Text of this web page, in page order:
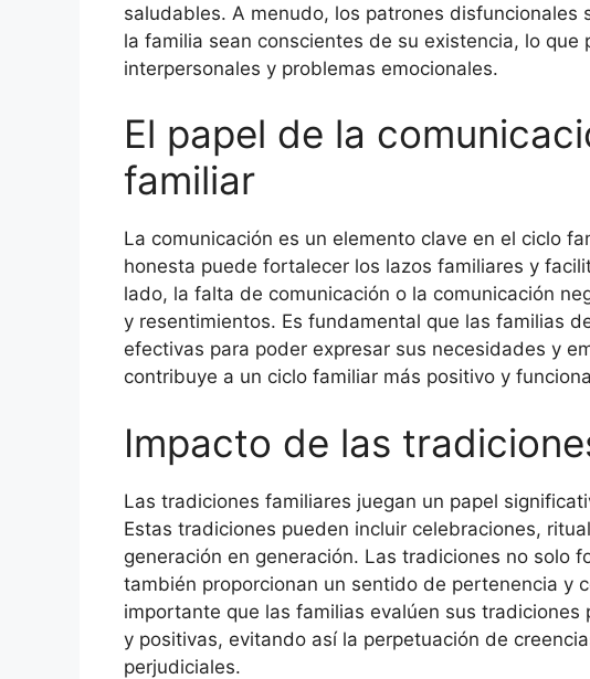
saludables. A menudo, los patrones disfuncionales
la familia sean conscientes de su existencia, lo que
interpersonales y problemas emocionales.
El papel de la
familiar
La comunicación es un elemento clave en el ciclo
honesta puede fortalecer los lazos familiares y
lado, la falta de comunicación o la comunicación
y resentimientos. Es fundamental que las familias
efectivas para poder expresar sus necesidades y
contribuye a un ciclo familiar más positivo y
Impacto de las
Las tradiciones familiares juegan un papel
Estas tradiciones pueden incluir celebraciones,
generación en generación. Las tradiciones no solo
también proporcionan un sentido de pertenencia y
importante que las familias evalúen sus tradiciones
y positivas, evitando así la perpetuación de
perjudiciales.